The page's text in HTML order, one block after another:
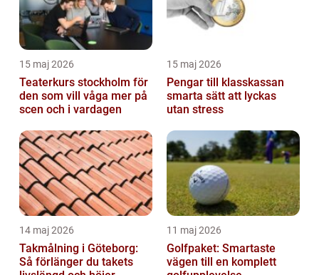
15 maj 2026
Teaterkurs stockholm för
den som vill våga mer på
scen och i vardagen
15 maj 2026
Pengar till klasskassan
smarta sätt att lyckas
utan stress
14 maj 2026
Takmålning i Göteborg:
Så förlänger du takets
11 maj 2026
Golfpaket: Smartaste
vägen till en komplett